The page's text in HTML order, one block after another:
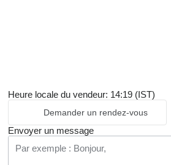
Heure locale du vendeur: 14:19 (IST)
Demander un rendez-vous
Envoyer un message